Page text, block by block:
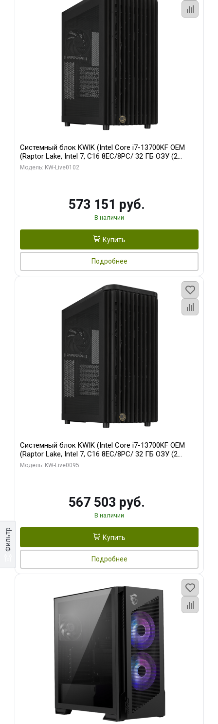
Фильтр
Системный блок KWIK (Intel Core i7-13700KF OEM
(Raptor Lake, Intel 7, C16 8EC/8PC/ 32 ГБ ОЗУ (2
модуля)/ Afox RTX4090 24GB GDDR6X 384-Bit 3xDP
Модель: KW-Live0102
573 151 руб.
В наличии
Купить
Подробнее
Системный блок KWIK (Intel Core i7-13700KF OEM
(Raptor Lake, Intel 7, C16 8EC/8PC/ 32 ГБ ОЗУ (2
модуля)/ Afox RTX4090 24GB GDDR6X 384-Bit 3xDP
Модель: KW-Live0095
567 503 руб.
В наличии
Купить
Подробнее